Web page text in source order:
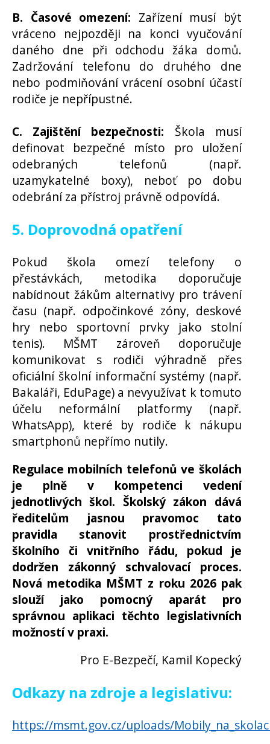
B. Časové omezení: Zařízení musí být
vráceno nejpozději na konci vyučování
daného dne při odchodu žáka domů.
Zadržování telefonu do druhého dne
nebo podmiňování vrácení osobní účastí
rodiče je nepřípustné.
C. Zajištění bezpečnosti: Škola musí
definovat bezpečné místo pro uložení
odebraných telefonů (např.
uzamykatelné boxy), neboť po dobu
odebrání za přístroj právně odpovídá.
5. Doprovodná opatření
Pokud škola omezí telefony o
přestávkách, metodika doporučuje
nabídnout žákům alternativy pro trávení
času (např. odpočinkové zóny, deskové
hry nebo sportovní prvky jako stolní
tenis). MŠMT zároveň doporučuje
komunikovat s rodiči výhradně přes
oficiální školní informační systémy (např.
Bakaláři, EduPage) a nevyužívat k tomuto
účelu neformální platformy (např.
WhatsApp), které by rodiče k nákupu
smartphonů nepřímo nutily.
Regulace mobilních telefonů ve školách
je plně v kompetenci vedení
jednotlivých škol. Školský zákon dává
ředitelům jasnou pravomoc tato
pravidla stanovit prostřednictvím
školního či vnitřního řádu, pokud je
dodržen zákonný schvalovací proces.
Nová metodika MŠMT z roku 2026 pak
slouží jako pomocný aparát pro
správnou aplikaci těchto legislativních
možností v praxi.
Pro E-Bezpečí, Kamil Kopecký
Odkazy na zdroje a legislativu:
https://msmt.gov.cz/uploads/